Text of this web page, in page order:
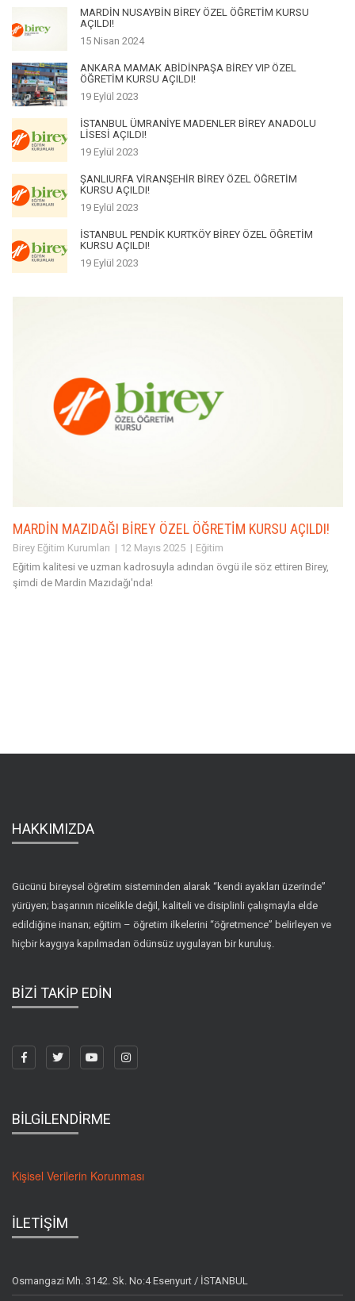
MARDİN NUSAYBİN BİREY ÖZEL ÖĞRETİM KURSU
AÇILDI!
15 Nisan 2024
ANKARA MAMAK ABİDİNPAŞA BİREY VIP ÖZEL
ÖĞRETİM KURSU AÇILDI!
19 Eylül 2023
İSTANBUL ÜMRANİYE MADENLER BİREY ANADOLU
LİSESİ AÇILDI!
19 Eylül 2023
ŞANLIURFA VİRANŞEHİR BİREY ÖZEL ÖĞRETİM
KURSU AÇILDI!
19 Eylül 2023
İSTANBUL PENDİK KURTKÖY BİREY ÖZEL ÖĞRETİM
KURSU AÇILDI!
19 Eylül 2023
MARDİN MAZIDAĞI BİREY ÖZEL ÖĞRETİM KURSU AÇILDI!
Birey Eğitim Kurumları 12 Mayıs 2025
Eğitim
Eğitim kalitesi ve uzman kadrosuyla adından övgü ile söz ettiren Birey,
şimdi de Mardin Mazıdağı'nda!
HAKKIMIZDA
Gücünü bireysel öğretim sisteminden alarak “kendi ayakları üzerinde”
yürüyen; başarının nicelikle değil, kaliteli ve disiplinli çalışmayla elde
edildiğine inanan; eğitim – öğretim ilkelerini “öğretmence” belirleyen ve
hiçbir kaygıya kapılmadan ödünsüz uygulayan bir kuruluş.
BİZİ TAKİP EDİN
BİLGİLENDİRME
Kişisel Verilerin Korunması
İLETİŞİM
Osmangazi Mh. 3142. Sk. No:4 Esenyurt / İSTANBUL